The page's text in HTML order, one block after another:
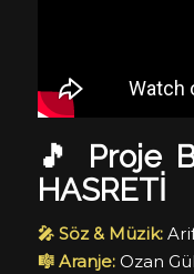
🎵 Proje
HASRETİ
🎤 Söz & Müzik:
🎼 Aranje:Ozan